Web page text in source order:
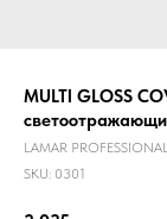
MULTI GLOSS
LAMAR
SKU: 0301